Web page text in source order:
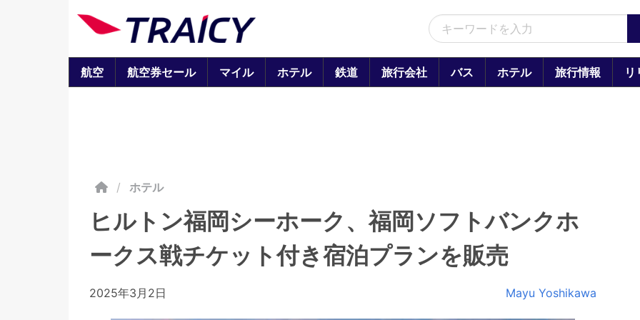
航空 航空券セール マイル ホテル 鉄道 旅行会社 バス ホテル 旅行情報 リ
/ ホテル
ヒルトン福岡シーホーク、福岡ソフトバンクホ
ークス戦チケット付き宿泊プランを販売
2025年3月2日 Mayu Yoshikawa